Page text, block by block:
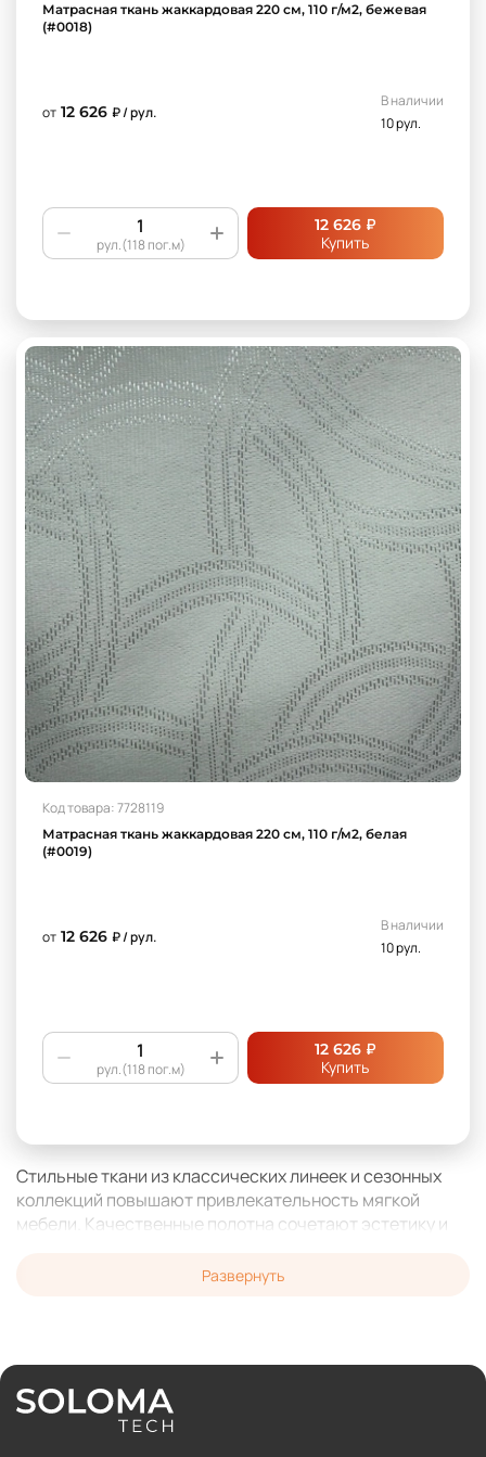
Матрасная ткань жаккардовая 220 см, 110 г/м2, бежевая
(#0018)
от 12 626 ₽ / рул.
В наличии
10 рул.
рул.(118 пог.м)
12 626 ₽
Купить
Код товара: 7728119
Матрасная ткань жаккардовая 220 см, 110 г/м2, белая
(#0019)
от 12 626 ₽ / рул.
В наличии
10 рул.
рул.(118 пог.м)
12 626 ₽
Купить
Стильные ткани из классических линеек и сезонных
коллекций повышают привлекательность мягкой
мебели. Качественные полотна сочетают эстетику и
устойчивость к пятнам, пыли, запахам, истиранию.
оптом по ценам производителей и ведущих
поставщиков. Вам не придется самостоятельно
оформлять документы — этим займемся мы.
Развернуть